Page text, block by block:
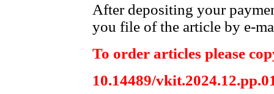
After depositing your
you file of the article by e-
To order articles please
10.14489/